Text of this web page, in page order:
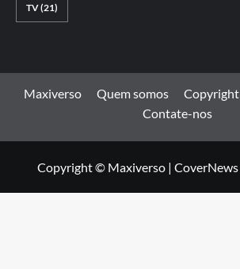
TV(21)
Maxiverso Quem somos Copyright
Contate-nos
Copyright © Maxiverso | CoverNews